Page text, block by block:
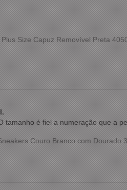
Size Capuz Removível Preta
tamanho é fiel a numeração que a
Couro Branco com Dourado